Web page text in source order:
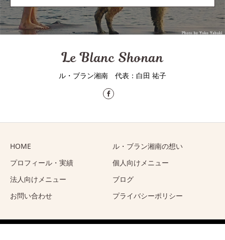
ル・ブラン湘南 代表：⽩⽥ 祐⼦
HOME
ル・ブラン湘南の想い
プロフィール・実績
個人向けメニュー
法人向けメニュー
ブログ
お問い合わせ
プライバシーポリシー